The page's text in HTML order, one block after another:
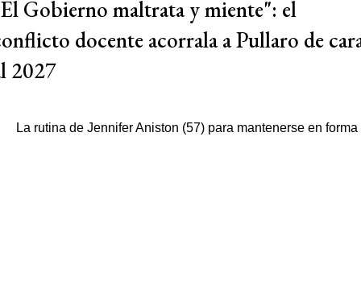
Gobierno maltrata y miente": el
docente acorrala a Pullaro de
2027